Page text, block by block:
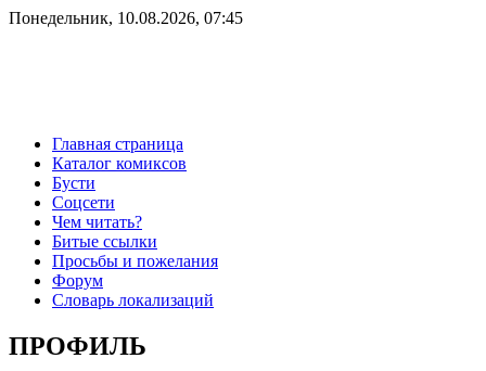
Понедельник, 10.08.2026, 07:45
Главная страница
Каталог комиксов
Бусти
Соцсети
Чем читать?
Битые ссылки
Просьбы и пожелания
Форум
Словарь локализаций
ПРОФИЛЬ